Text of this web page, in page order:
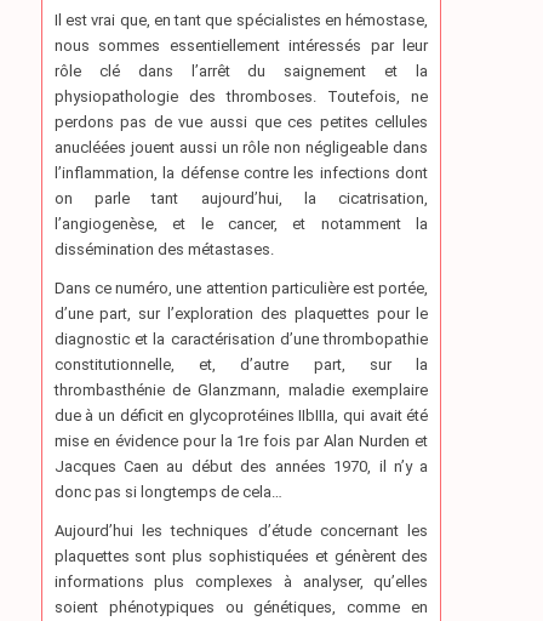
Il est vrai que, en tant que spécialistes en hémostase,
nous sommes essentiellement intéressés par leur
rôle clé dans l’arrêt du saignement et la
physiopathologie des thromboses. Toutefois, ne
perdons pas de vue aussi que ces petites cellules
anucléées jouent aussi un rôle non négligeable dans
l’inflammation, la défense contre les infections dont
on parle tant aujourd’hui, la cicatrisation,
l’angiogenèse, et le cancer, et notamment la
dissémination des métastases.
Dans ce numéro, une attention particulière est portée,
d’une part, sur l’exploration des plaquettes pour le
diagnostic et la caractérisation d’une thrombopathie
constitutionnelle, et, d’autre part, sur la
thrombasthénie de Glanzmann, maladie exemplaire
due à un déficit en glycoprotéines IIbIIIa, qui avait été
mise en évidence pour la 1re fois par Alan Nurden et
Jacques Caen au début des années 1970, il n’y a
donc pas si longtemps de cela…
Aujourd’hui les techniques d’étude concernant les
plaquettes sont plus sophistiquées et génèrent des
informations plus complexes à analyser, qu’elles
soient phénotypiques ou génétiques, comme en